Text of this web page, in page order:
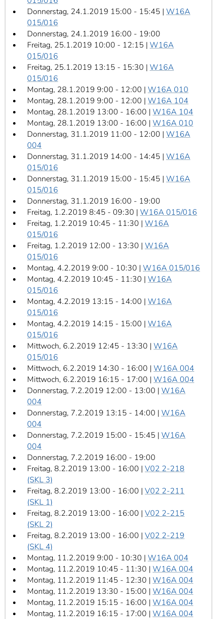
Donnerstag, 24.1.2019 15:00 - 15:45 | W16A
015/016
Donnerstag, 24.1.2019 16:00 - 19:00
Freitag, 25.1.2019 10:00 - 12:15 | W16A
015/016
Freitag, 25.1.2019 13:15 - 15:30 | W16A
015/016
Montag, 28.1.2019 9:00 - 12:00 | W16A 010
Montag, 28.1.2019 9:00 - 12:00 | W16A 104
Montag, 28.1.2019 13:00 - 16:00 | W16A 104
Montag, 28.1.2019 13:00 - 16:00 | W16A 010
Donnerstag, 31.1.2019 11:00 - 12:00 | W16A
004
Donnerstag, 31.1.2019 14:00 - 14:45 | W16A
015/016
Donnerstag, 31.1.2019 15:00 - 15:45 | W16A
015/016
Donnerstag, 31.1.2019 16:00 - 19:00
Freitag, 1.2.2019 8:45 - 09:30 | W16A 015/016
Freitag, 1.2.2019 10:45 - 11:30 | W16A
015/016
Freitag, 1.2.2019 12:00 - 13:30 | W16A
015/016
Montag, 4.2.2019 9:00 - 10:30 | W16A 015/016
Montag, 4.2.2019 10:45 - 11:30 | W16A
015/016
Montag, 4.2.2019 13:15 - 14:00 | W16A
015/016
Montag, 4.2.2019 14:15 - 15:00 | W16A
015/016
Mittwoch, 6.2.2019 12:45 - 13:30 | W16A
015/016
Mittwoch, 6.2.2019 14:30 - 16:00 | W16A 004
Mittwoch, 6.2.2019 16:15 - 17:00 | W16A 004
Donnerstag, 7.2.2019 12:00 - 13:00 | W16A
004
Donnerstag, 7.2.2019 13:15 - 14:00 | W16A
004
Donnerstag, 7.2.2019 15:00 - 15:45 | W16A
004
Donnerstag, 7.2.2019 16:00 - 19:00
Freitag, 8.2.2019 13:00 - 16:00 | V02 2-218
(SKL 3)
Freitag, 8.2.2019 13:00 - 16:00 | V02 2-211
(SKL 1)
Freitag, 8.2.2019 13:00 - 16:00 | V02 2-215
(SKL 2)
Freitag, 8.2.2019 13:00 - 16:00 | V02 2-219
(SKL 4)
Montag, 11.2.2019 9:00 - 10:30 | W16A 004
Montag, 11.2.2019 10:45 - 11:30 | W16A 004
Montag, 11.2.2019 11:45 - 12:30 | W16A 004
Montag, 11.2.2019 13:30 - 15:00 | W16A 004
Montag, 11.2.2019 15:15 - 16:00 | W16A 004
Montag, 11.2.2019 16:15 - 17:00 | W16A 004